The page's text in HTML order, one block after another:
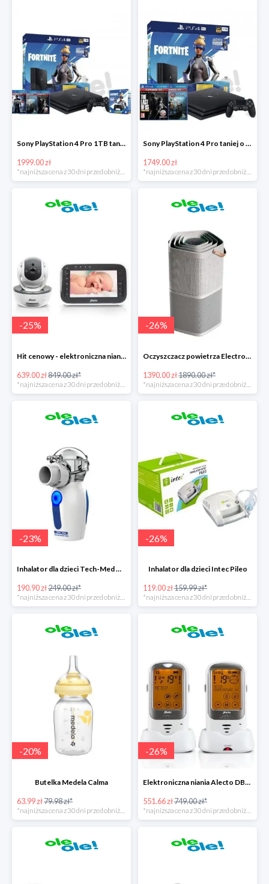
Sony PlayStation 4 Pro 1TB taniej o 220zł
1999.00 zł
Sony PlayStation 4 Pro taniej o 150zł
1749.00 zł
-25%
Hit cenowy - elektroniczna niania Alecto DVM-200
639.00 zł849.00 zł*
*najniższa cena z 30 dni przed obniżką
-26%
Oczyszczacz powietrza Electrolux Pure A9
1390.00 zł1890.00 zł*
*najniższa cena z 30 dni przed obniżką
-23%
Inhalator dla dzieci Tech-Med Neb Micro Mesh
190.90 zł249.00 zł*
*najniższa cena z 30 dni przed obniżką
-26%
Inhalator dla dzieci Intec Pileo
119.00 zł159.99 zł*
*najniższa cena z 30 dni przed obniżką
-20%
Butelka Medela Calma
63.99 zł79.98 zł*
-26%
Elektroniczna niania Alecto DBX-68
551.66 zł749.00 zł*